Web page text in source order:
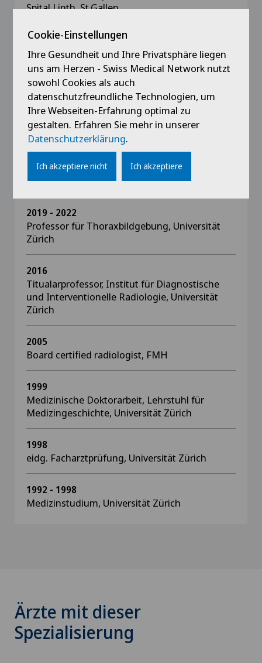
Spital Linth, St.Gallen
Ausbildung
seit 2009
Habilitation, Institut für Diagnostische und
Interventionelle Radiologie, Universität Zürich
2022
Ord. Professor für Diagnostische und
Interventionelle Radiologie, Universität Zürich
2019 - 2022
Professor für Thoraxbildgebung, Universität
Zürich
2016
Titualarprofessor, Institut für Diagnostische
und Interventionelle Radiologie, Universität
Zürich
2005
Board certified radiologist, FMH
1999
Medizinische Doktorarbeit, Lehrstuhl für
Medizingeschichte, Universität Zürich
1998
eidg. Facharztprüfung, Universität Zürich
1992 - 1998
Medizinstudium, Universität Zürich
Ärzte mit dieser
Spezialisierung
Cookie-Einstellungen
Ihre Gesundheit und Ihre Privatsphäre liegen
uns am Herzen - Swiss Medical Network nutzt
sowohl Cookies als auch
datenschutzfreundliche Technologien, um
Ihre Webseiten-Erfahrung optimal zu
gestalten. Erfahren Sie mehr in unserer
Datenschutzerklärung.
Ich akzeptiere nicht Ich akzeptiere